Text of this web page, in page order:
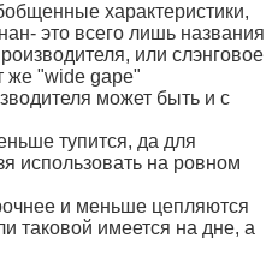
характеристики,
это всего лишь названия
или слэнговое
же "wide gape"
может быть и с
тупится, да для
использовать на ровном
и меньше цепляются
таковой имеется на дне, а